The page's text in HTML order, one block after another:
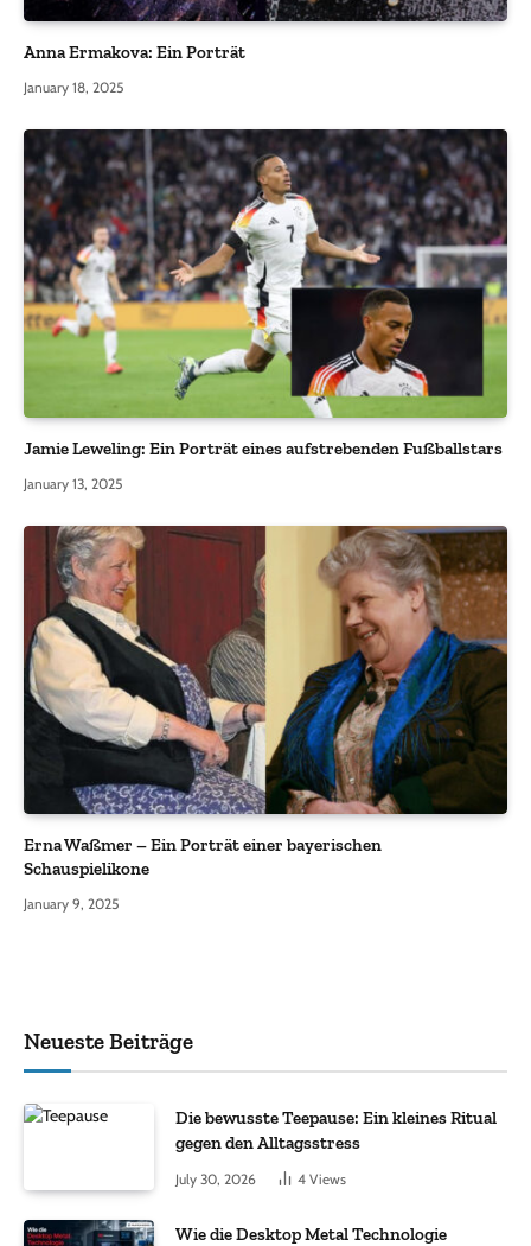
Anna Ermakova: Ein Porträt
January 18, 2025
Jamie Leweling: Ein Porträt eines aufstrebenden Fußballstars
January 13, 2025
Erna Waßmer – Ein Porträt einer bayerischen
Schauspielikone
January 9, 2025
Neueste Beiträge
Die bewusste Teepause: Ein kleines Ritual
gegen den Alltagsstress
July 30, 2026 4 Views
Wie die Desktop Metal Technologie